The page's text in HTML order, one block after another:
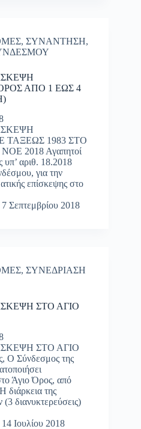
, ΣΥΝΑΝΤΗΣΗ,
ΑΠΟ 1 ΕΩΣ 4
1983 ΣΤΟ
2018 Αγαπητοί
υπ’ αριθ. 18.2018
για την
επίσκεψης στο
7 Σεπτεμβρίου 2018
, ΣΥΝΕΔΡΙΑΣΗ
ΣΤΟ ΑΓΙΟ
ΣΤΟ ΑΓΙΟ
Ο Σύνδεσμος της
Άγιο Όρος, από
της
διανυκτερεύσεις)
14 Ιουλίου 2018